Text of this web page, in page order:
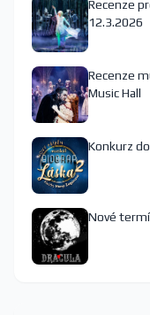
Recenze
12.3.2026
Recenze
Music Hall
Konkurz
Nové